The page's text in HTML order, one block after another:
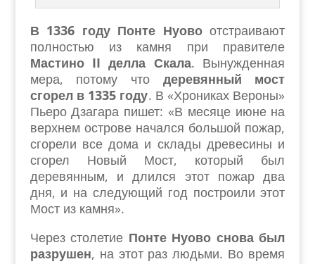
В 1336 году Понте Нуовоотстраивают
полностью из камня при правителе
Мастино II делла Скала. Вынужденная
мера, потому что деревянный мост
сгорел в 1335 году. В «Хрониках Вероны»
Пьеро Дзагара пишет: «В месяце июне на
верхнем острове начался большой пожар,
сгорели все дома и склады древесины и
сгорел Новый Мост, который был
деревянным, и длился этот пожар два
дня, и на следующий год построили этот
Мост из камня».
Через столетие Понте Нуово снова был
разрушен, на этот раз людьми. Во время